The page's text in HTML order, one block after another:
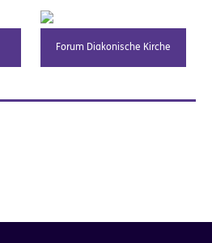
Forum Diakonische Kirche